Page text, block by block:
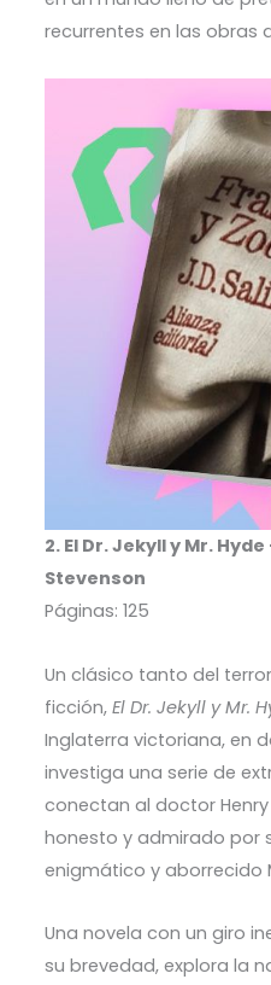
recurrentes en las obras
2. El Dr. Jekyll y Mr.
Stevenson
Páginas: 125
Un clásico tanto del
ficción, El Dr. Jekyll y Mr.
Inglaterra victoriana, en
investiga una serie de
conectan al doctor
honesto y admirado por
enigmático y aborrecido
Una novela con un giro
su brevedad, explora la